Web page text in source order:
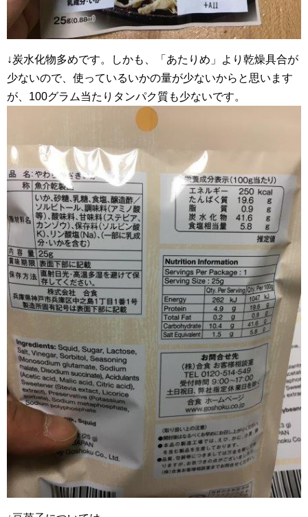
↓炭水化物多めです。しかも、「あたりめ」より乾燥具合が
少ないので、使っているいかの量が少ないからと思います
が、100グラム当たりタンパク質も少ないです。